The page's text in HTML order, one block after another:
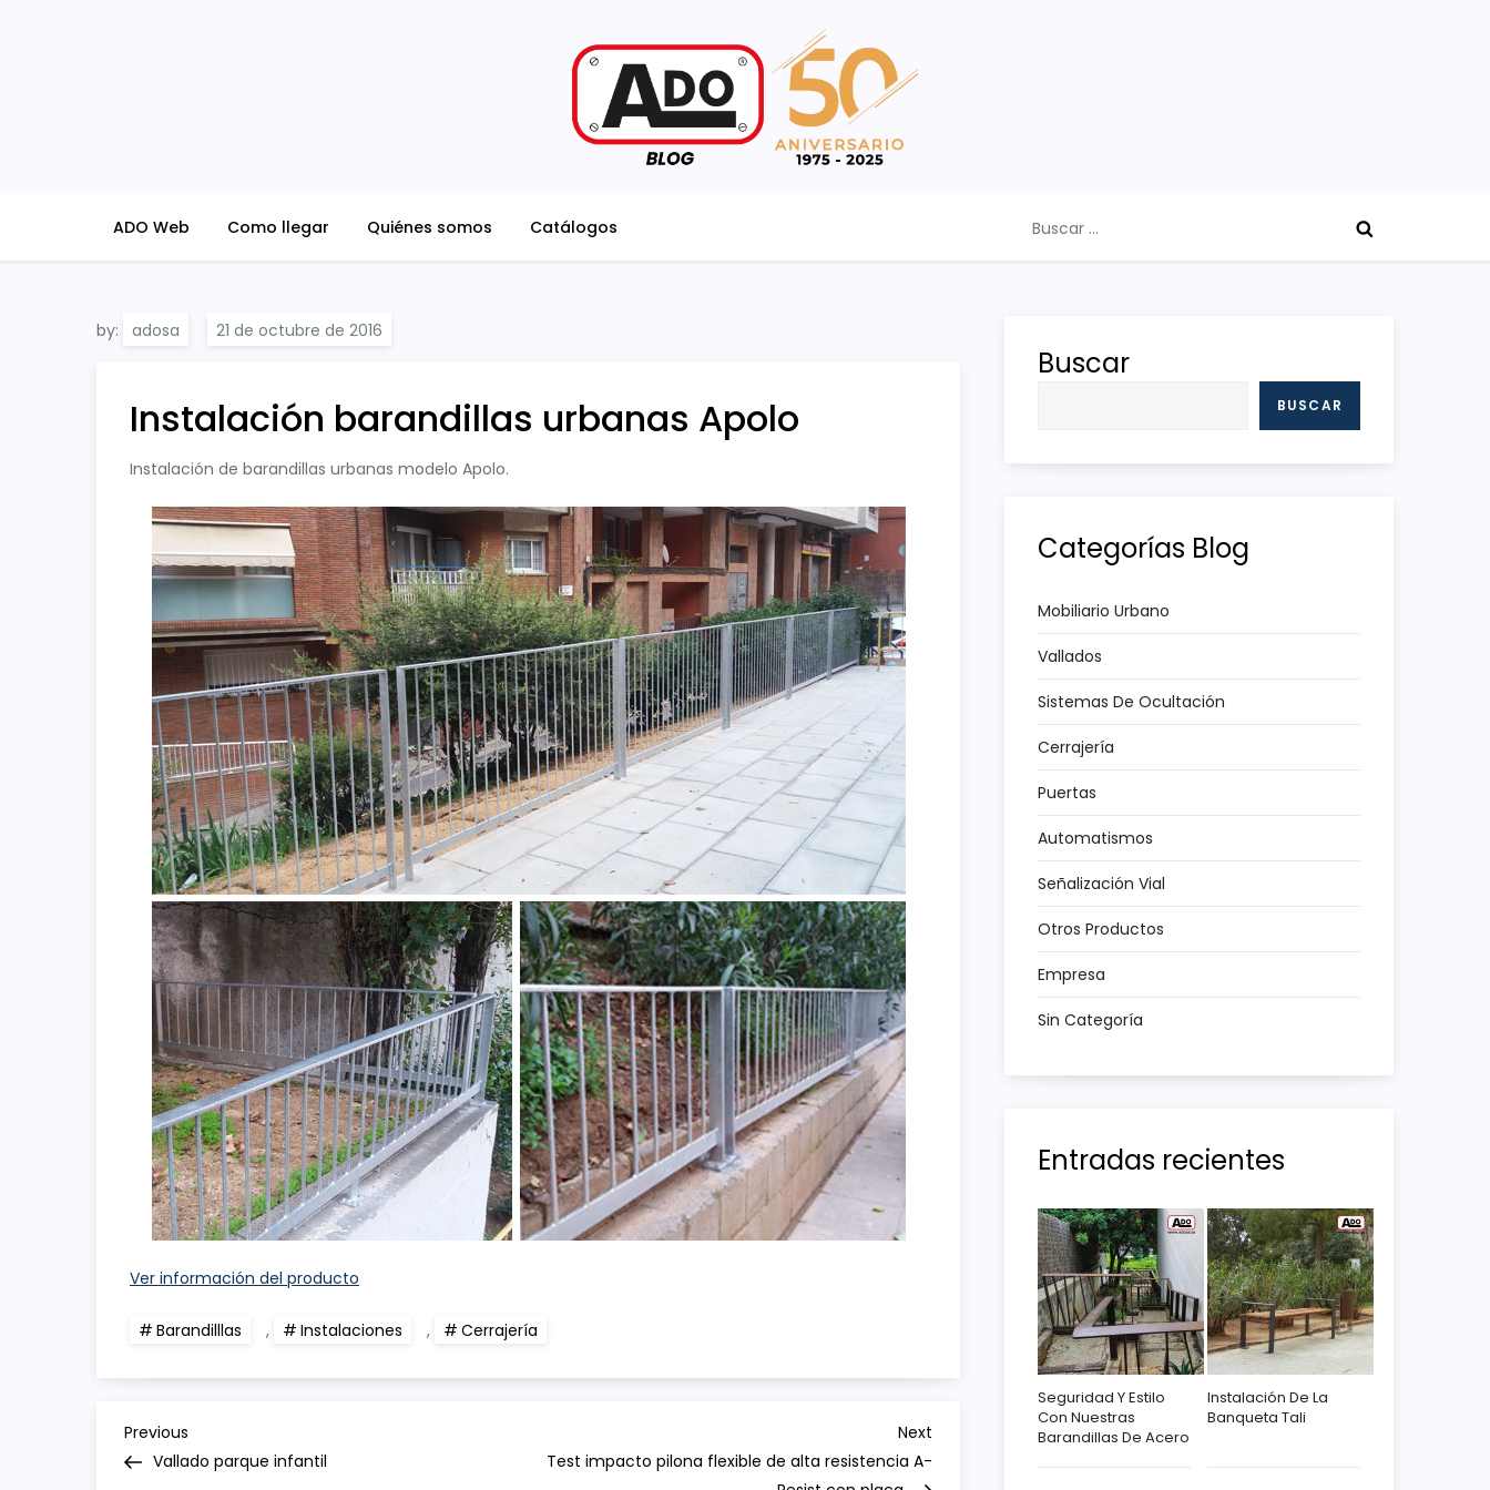
ADO Web Como llegar Quiénes somos Catálogos
by: adosa
Instalación barandillas urbanas Apolo
Instalación de barandillas urbanas modelo Apolo.
Ver información del producto
Barandilllas , Instalaciones , Cerrajería
N
Previous
Post
Previous
Vallado parque infantil
Next
Test impacto pilona flexible de alta resistencia A-
Buscar
BUSCAR
Categorías Blog
Mobiliario Urbano
Vallados
Sistemas De Ocultación
Cerrajería
Puertas
Automatismos
Señalización Vial
Otros Productos
Empresa
Sin Categoría
Entradas recientes
Seguridad Y Estilo
Con Nuestras
Barandillas De Acero
Instalación De La
Banqueta Tali